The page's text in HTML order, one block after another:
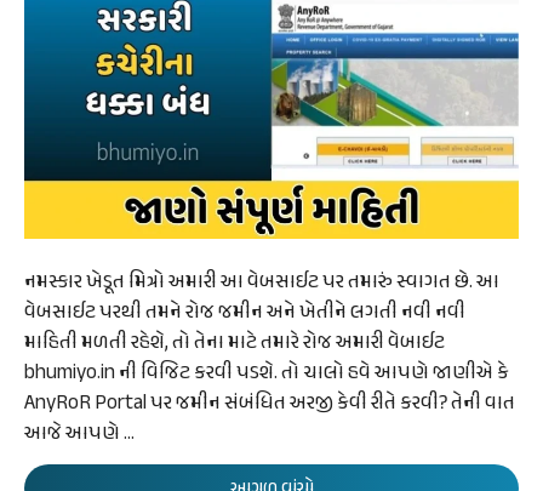
નમસ્કાર ખેડૂત મિત્રો અમારી આ વેબસાઈટ પર તમારું સ્વાગત છે. આ
વેબસાઈટ પરથી તમને રોજ જમીન અને ખેતીને લગતી નવી નવી
માહિતી મળતી રહેશે, તો તેના માટે તમારે રોજ અમારી વેબાઈટ
bhumiyo.in ની વિજિટ કરવી પડશે. તો ચાલો હવે આપણે જાણીએ કે
AnyRoR Portal પર જમીન સંબંધિત અરજી કેવી રીતે કરવી? તેની વાત
આજે આપણે …